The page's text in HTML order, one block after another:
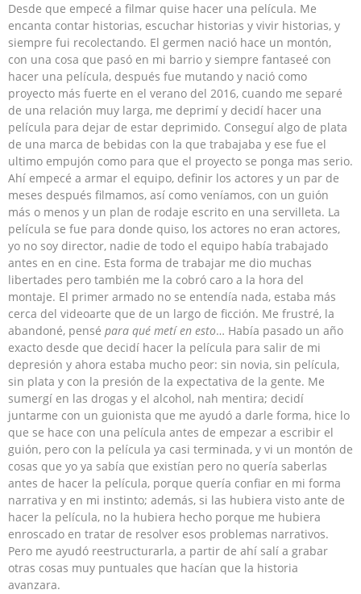
Desde que empecé a filmar quise hacer una película. Me
encanta contar historias, escuchar historias y vivir historias, y
siempre fui recolectando. El germen nació hace un montón,
con una cosa que pasó en mi barrio y siempre fantaseé con
hacer una película, después fue mutando y nació como
proyecto más fuerte en el verano del 2016, cuando me separé
de una relación muy larga, me deprimí y decidí hacer una
película para dejar de estar deprimido. Conseguí algo de plata
de una marca de bebidas con la que trabajaba y ese fue el
ultimo empujón como para que el proyecto se ponga mas serio.
Ahí empecé a armar el equipo, definir los actores y un par de
meses después filmamos, así como veníamos, con un guión
más o menos y un plan de rodaje escrito en una servilleta. La
película se fue para donde quiso, los actores no eran actores,
yo no soy director, nadie de todo el equipo había trabajado
antes en en cine. Esta forma de trabajar me dio muchas
libertades pero también me la cobró caro a la hora del
montaje. El primer armado no se entendía nada, estaba más
cerca del videoarte que de un largo de ficción. Me frustré, la
abandoné, pensé para qué metí en esto… Había pasado un año
exacto desde que decidí hacer la película para salir de mi
depresión y ahora estaba mucho peor: sin novia, sin película,
sin plata y con la presión de la expectativa de la gente. Me
sumergí en las drogas y el alcohol, nah mentira; decidí
juntarme con un guionista que me ayudó a darle forma, hice lo
que se hace con una película antes de empezar a escribir el
guión, pero con la película ya casi terminada, y vi un montón de
cosas que yo ya sabía que existían pero no quería saberlas
antes de hacer la película, porque quería confiar en mi forma
narrativa y en mi instinto; además, si las hubiera visto ante de
hacer la película, no la hubiera hecho porque me hubiera
enroscado en tratar de resolver esos problemas narrativos.
Pero me ayudó reestructurarla, a partir de ahí salí a grabar
otras cosas muy puntuales que hacían que la historia
avanzara.